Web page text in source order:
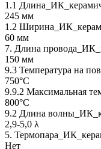
1.1
245 мм
1.2
60 мм
7. Длина
150 мм
9.3 Температура на
750°С
9.9.2 Максимальная
800°С
9.2 Длина
2,9-5,0 λ
5.
Нет